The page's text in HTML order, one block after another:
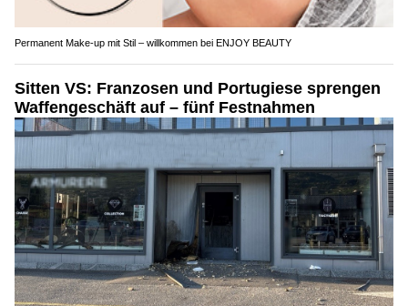
Permanent Make-up mit Stil – willkommen bei ENJOY BEAUTY
Sitten VS: Franzosen und Portugiese sprengen
Waffengeschäft auf – fünf Festnahmen